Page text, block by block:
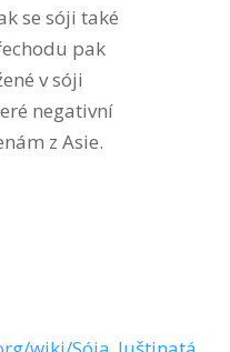
se sóji také
pak
v sóji
negativní
z Asie.